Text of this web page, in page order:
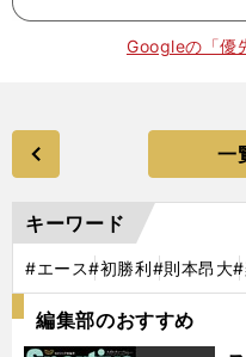
Googleの「優
一
キーワード
#エース#初勝利#則本昂大#
編集部のおすすめ